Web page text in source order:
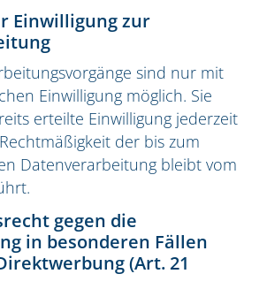
Einwilligung zur
sind nur mit
Einwilligung möglich. Sie
erteilte Einwilligung jederzeit
der bis zum
Datenverarbeitung bleibt vom
gegen die
in besonderen Fällen
(Art. 21